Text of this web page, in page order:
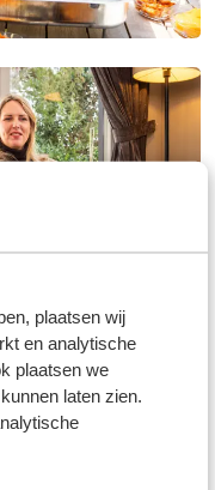
plaatsen wij
en analytische
plaatsen we
laten zien.